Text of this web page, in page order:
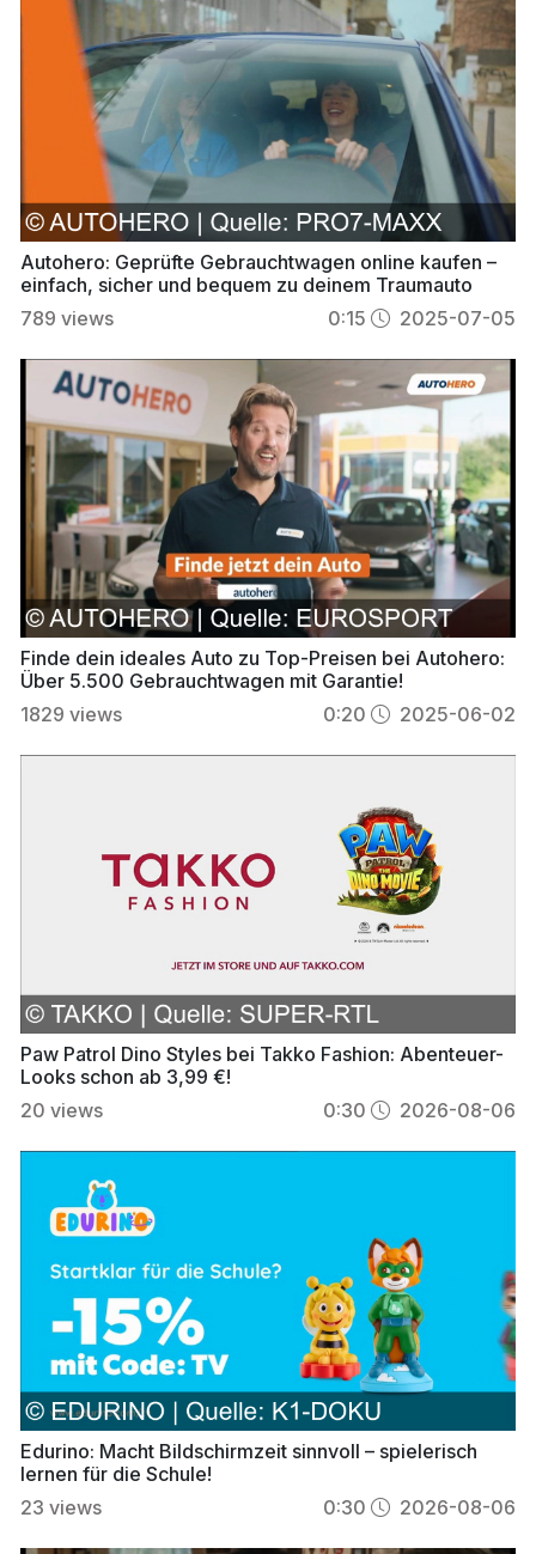
Autohero: Geprüfte Gebrauchtwagen online kaufen –
einfach, sicher und bequem zu deinem Traumauto
789 views 0:15 2025-07-05
Finde dein ideales Auto zu Top-Preisen bei Autohero:
Über 5.500 Gebrauchtwagen mit Garantie!
1829 views 0:20 2025-06-02
Paw Patrol Dino Styles bei Takko Fashion: Abenteuer-
Looks schon ab 3,99 €!
20 views 0:30 2026-08-06
Edurino: Macht Bildschirmzeit sinnvoll – spielerisch
lernen für die Schule!
23 views 0:30 2026-08-06